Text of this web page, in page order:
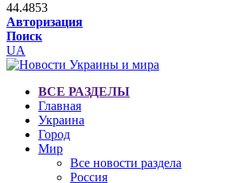
44.4853
Авторизация
Поиск
UA
ВСЕ РАЗДЕЛЫ
Главная
Украина
Город
Мир
Все новости раздела
Россия